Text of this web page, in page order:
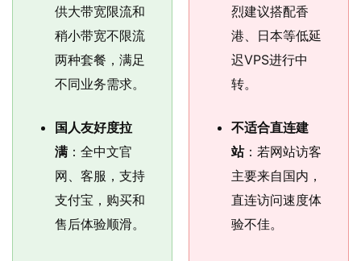
供大带宽限流和
稍小带宽不限流
两种套餐，满足
不同业务需求。
国人友好度拉
满 ：全中文官
网、客服，支持
支付宝，购买和
售后体验顺滑。
烈建议搭配香
港、日本等低延
迟VPS进行中
转。
不适合直连建
站：若网站访客
主要来自国内，
直连访问速度体
验不佳。